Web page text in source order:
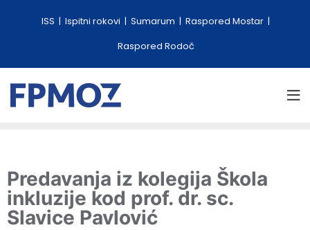
ISS Ispitni rokovi Sumarum
Raspored Mostar
Raspored Rodoč
Predavanja iz kolegija Škola
inkluzije kod prof. dr. sc.
Slavice Pavlović